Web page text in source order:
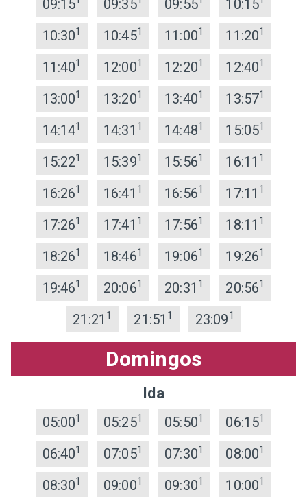
09:15 09:35 09:55 10:15
10:301 10:451 11:001 11:201
11:401 12:001 12:201 12:401
13:001 13:201 13:401 13:571
14:141 14:31 1 14:481 15:051
15:221 15:391 15:561 16:11 1
16:261 16:41 1 16:561 17:11 1
17:261 17:41 1 17:561 18:11 1
18:261 18:461 19:061 19:261
19:461 20:061 20:31 1 20:561
21:21 1 21:51 1 23:091
Domingos
Ida
05:001 05:251 05:501 06:151
06:401 07:051 07:301 08:001
08:301 09:001 09:301 10:001